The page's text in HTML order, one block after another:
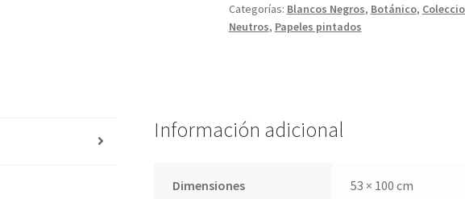
Categorías: Blancos Negros, Botánico,
Neutros, Papeles pintados
Información adicional
Dimensiones 53 × 100 cm